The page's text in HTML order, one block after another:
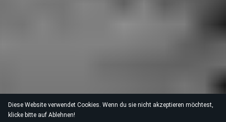
Diese Website verwendet Cookies. Wenn du sie nicht akzeptieren möchtest,
klicke bitte auf Ablehnen!